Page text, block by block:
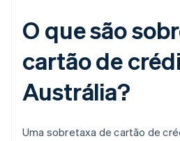
O que são
cartão de
Austrália?
Uma sobretaxa de cartão de